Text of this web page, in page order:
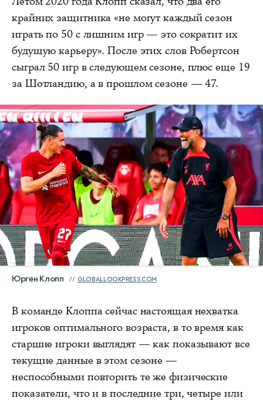
крайних защитника «не могут каждый сезон
играть по 50 с лишним игр — это сократит их
будущую карьеру». После этих слов Робертсон
сыграл 50 игр в следующем сезоне, плюс еще 19
за Шотландию, а в прошлом сезоне — 47.
Юрген Клопп GLOBALLOOKPRESS.COM
В команде Клоппа сейчас настоящая нехватка
игроков оптимального возраста, в то время как
старшие игроки выглядят — как показывают все
текущие данные в этом сезоне —
неспособными повторить те же физические
показатели, что и в последние три, четыре или